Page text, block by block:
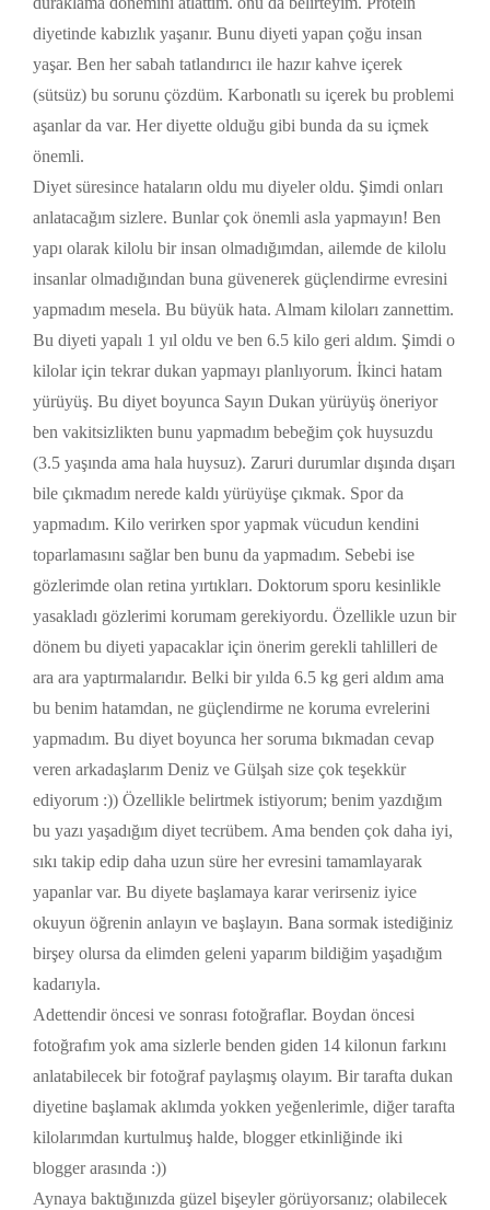
diyetinde kabızlık yaşanır. Bunu diyeti yapan çoğu insan
yaşar. Ben her sabah tatlandırıcı ile hazır kahve içerek
(sütsüz) bu sorunu çözdüm. Karbonatlı su içerek bu problemi
aşanlar da var. Her diyette olduğu gibi bunda da su içmek
önemli.
Diyet süresince hataların oldu mu diyeler oldu. Şimdi onları
anlatacağım sizlere. Bunlar çok önemli asla yapmayın! Ben
yapı olarak kilolu bir insan olmadığımdan, ailemde de kilolu
insanlar olmadığından buna güvenerek güçlendirme evresini
yapmadım mesela. Bu büyük hata. Almam kiloları zannettim.
Bu diyeti yapalı 1 yıl oldu ve ben 6.5 kilo geri aldım. Şimdi o
kilolar için tekrar dukan yapmayı planlıyorum. İkinci hatam
yürüyüş. Bu diyet boyunca Sayın Dukan yürüyüş öneriyor
ben vakitsizlikten bunu yapmadım bebeğim çok huysuzdu
(3.5 yaşında ama hala huysuz). Zaruri durumlar dışında dışarı
bile çıkmadım nerede kaldı yürüyüşe çıkmak. Spor da
yapmadım. Kilo verirken spor yapmak vücudun kendini
toparlamasını sağlar ben bunu da yapmadım. Sebebi ise
gözlerimde olan retina yırtıkları. Doktorum sporu kesinlikle
yasakladı gözlerimi korumam gerekiyordu. Özellikle uzun bir
dönem bu diyeti yapacaklar için önerim gerekli tahlilleri de
ara ara yaptırmalarıdır. Belki bir yılda 6.5 kg geri aldım ama
bu benim hatamdan, ne güçlendirme ne koruma evrelerini
yapmadım. Bu diyet boyunca her soruma bıkmadan cevap
veren arkadaşlarım Deniz ve Gülşah size çok teşekkür
ediyorum :)) Özellikle belirtmek istiyorum; benim yazdığım
bu yazı yaşadığım diyet tecrübem. Ama benden çok daha iyi,
sıkı takip edip daha uzun süre her evresini tamamlayarak
yapanlar var. Bu diyete başlamaya karar verirseniz iyice
okuyun öğrenin anlayın ve başlayın. Bana sormak istediğiniz
birşey olursa da elimden geleni yaparım bildiğim yaşadığım
kadarıyla.
Adettendir öncesi ve sonrası fotoğraflar. Boydan öncesi
fotoğrafım yok ama sizlerle benden giden 14 kilonun farkını
anlatabilecek bir fotoğraf paylaşmış olayım. Bir tarafta dukan
diyetine başlamak aklımda yokken yeğenlerimle, diğer tarafta
kilolarımdan kurtulmuş halde, blogger etkinliğinde iki
blogger arasında :))
Aynaya baktığınızda güzel bişeyler görüyorsanız; olabilecek